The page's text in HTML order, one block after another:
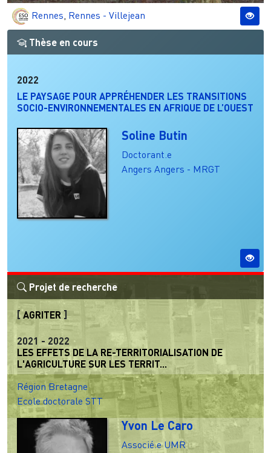
Rennes, Rennes - Villejean
Thèse en cours
2022
LE PAYSAGE POUR APPRÉHENDER LES TRANSITIONS
SOCIO-ENVIRONNEMENTALES EN AFRIQUE DE L’OUEST
Soline Butin
Doctorant.e
Angers Angers - MRGT
Projet de recherche
[AGRITER ]
2021 - 2022
LES EFFETS DE LA RE-TERRITORIALISATION DE
L'AGRICULTURE SUR LES TERRIT...
Région Bretagne
Ecole doctorale STT
Yvon Le Caro
Associé.e UMR